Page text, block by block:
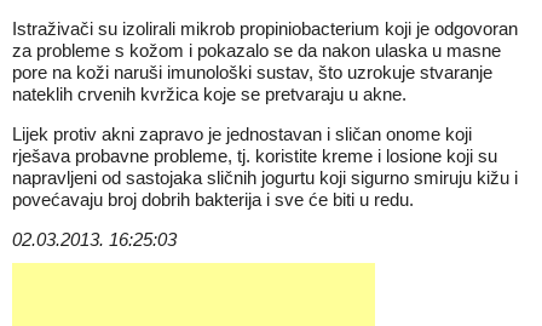
Istraživači su izolirali mikrob propiniobacterium koji je odgovoran
za probleme s kožom i pokazalo se da nakon ulaska u masne
pore na koži naruši imunološki sustav, što uzrokuje stvaranje
nateklih crvenih kvržica koje se pretvaraju u akne.
Lijek protiv akni zapravo je jednostavan i sličan onome koji
rješava probavne probleme, tj. koristite kreme i losione koji su
napravljeni od sastojaka sličnih jogurtu koji sigurno smiruju kižu i
povećavaju broj dobrih bakterija i sve će biti u redu.
02.03.2013. 16:25:03